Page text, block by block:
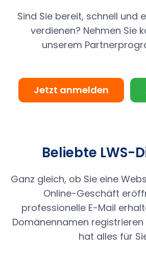
Sind Sie bereit, schnell und
verdienen? Nehmen Sie
unserem
Jetzt anmelden
Beliebte LWS-
Ganz gleich, ob Sie eine
Online-Geschäft
professionelle E-Mail
Domänennamen
hat alles für